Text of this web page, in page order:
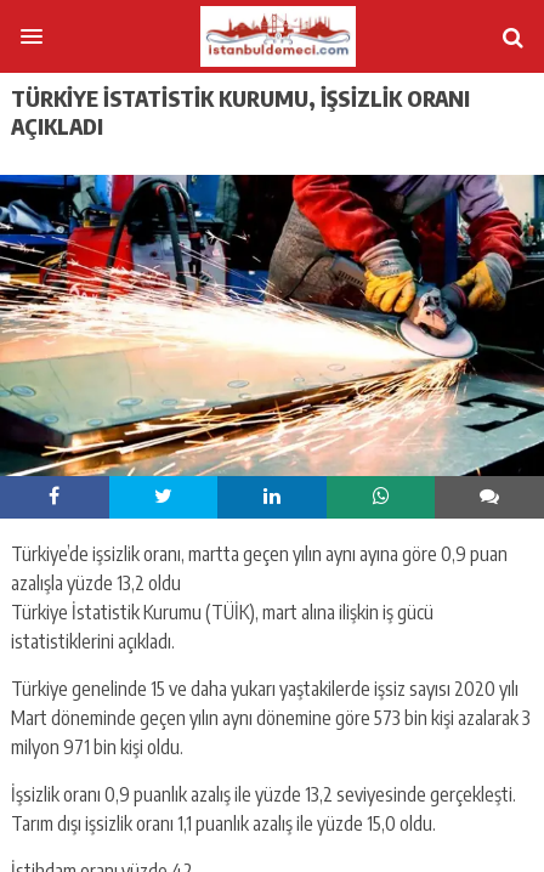
TÜRKIYE İSTATISTIK KURUMU, IŞSIZLIK ORANI
AÇIKLADI
Türkiye’de işsizlik oranı, martta geçen yılın aynı ayına göre 0,9 puan
azalışla yüzde 13,2 oldu
Türkiye İstatistik Kurumu (TÜİK), mart alına ilişkin iş gücü
istatistiklerini açıkladı.
Türkiye genelinde 15 ve daha yukarı yaştakilerde işsiz sayısı 2020 yılı
Mart döneminde geçen yılın aynı dönemine göre 573 bin kişi azalarak 3
milyon 971 bin kişi oldu.
İşsizlik oranı 0,9 puanlık azalış ile yüzde 13,2 seviyesinde gerçekleşti.
Tarım dışı işsizlik oranı 1,1 puanlık azalış ile yüzde 15,0 oldu.